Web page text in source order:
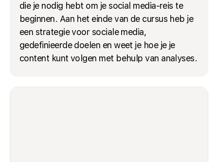
die je nodig hebt om je social media-reis te
beginnen. Aan het einde van de cursus heb je
een strategie voor sociale media,
gedefinieerde doelen en weet je hoe je je
content kunt volgen met behulp van analyses.